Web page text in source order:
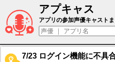
アプキャス
ケットシー（声優
アプリの参加声優キャスト
7/23 ログイン機能に不具